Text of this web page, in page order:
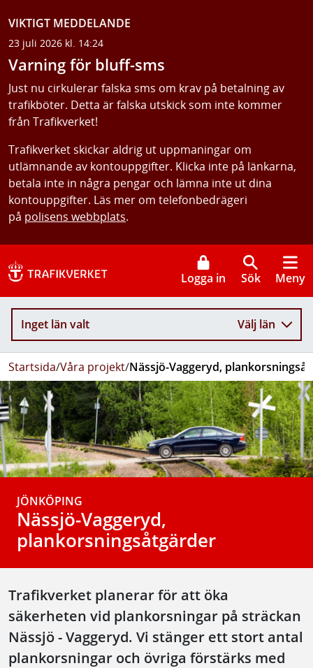
VIKTIGT MEDDELANDE
23 juli 2026 kl. 14:24
Varning för bluff-sms
Just nu cirkulerar falska sms om krav på betalning av
trafikböter. Detta är falska utskick som inte kommer
från Trafikverket!
Trafikverket skickar aldrig ut uppmaningar om
utlämnande av kontouppgifter. Klicka inte på länkarna,
betala inte in några pengar och lämna inte ut dina
kontouppgifter. Läs mer om telefonbedrägeri
på polisens webbplats.
Logga in Sök Meny
Inget län valt Välj län
Startsida/Våra projekt/Nässjö-Vaggeryd,
JÖNKÖPING
Nässjö-Vaggeryd,
plankorsningsåtgärder
Trafikverket planerar för att öka
säkerheten vid plankorsningar på sträckan
Nässjö - Vaggeryd. Vi stänger ett stort antal
plankorsningar och övriga förstärks med